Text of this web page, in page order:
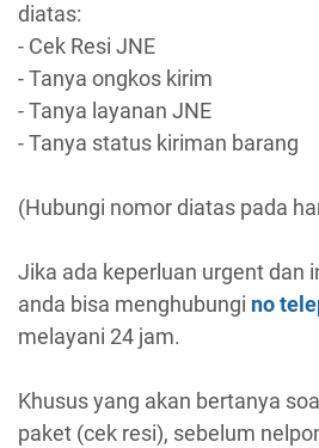
diatas:
- Cek Resi JNE
- Tanya ongkos kirim
- Tanya layanan JNE
- Tanya status kiriman barang
(Hubungi nomor diatas pada
Jika ada keperluan urgent dan
anda bisa menghubungi no
melayani 24 jam.
Khusus yang akan bertanya
paket (cek resi), sebelum